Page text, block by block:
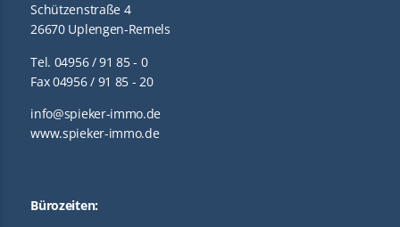
Schützenstraße 4
26670 Uplengen-Remels
Tel. 04956 / 91 85 - 0
Fax 04956 / 91 85 - 20
info@spieker-immo.de
www.spieker-immo.de
Bürozeiten: